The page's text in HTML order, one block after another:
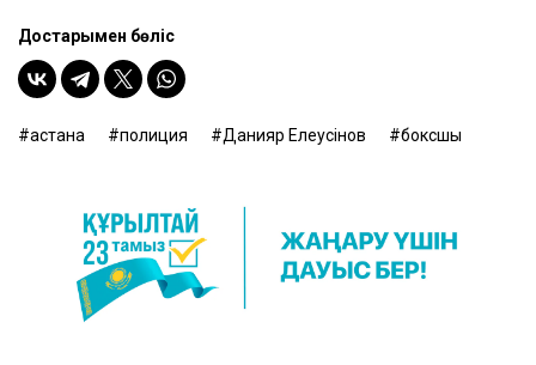
Достарыңмен бөліс
астана полиция Данияр Елеусінов боксшы